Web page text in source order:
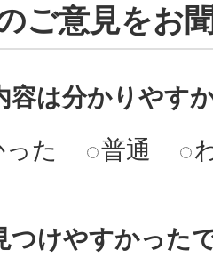
ご意見をお
容は分かりやす
た
普通
つけやすかった